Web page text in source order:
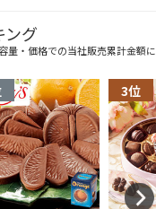
ング
量・価格での当社販売累計金額に